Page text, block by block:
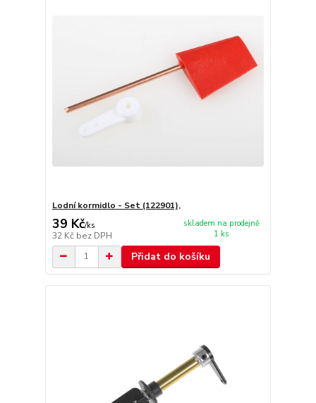
Lodní kormidlo - Set (122901),
39 Kč/ks
32 Kč bez DPH
skladem na prodejně
1 ks
Přidat do košíku